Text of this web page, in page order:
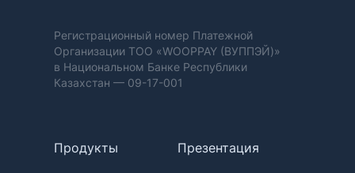
Регистрационный номер Платежной
Организации ТОО «WOOPPAY (ВУППЭЙ)»
в Национальном Банке Республики
Казахстан — 09-17-001
Продукты Презентация